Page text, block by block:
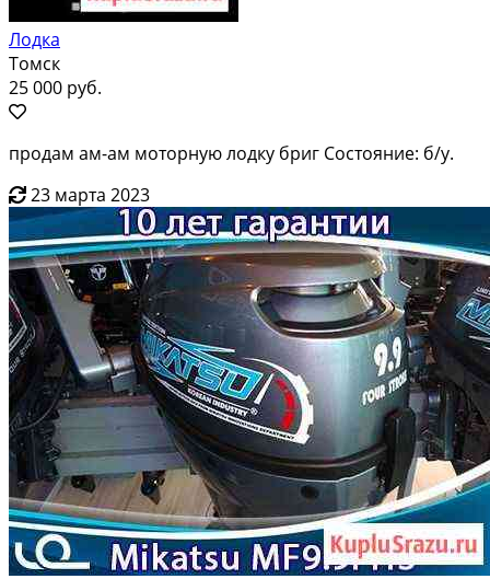
Лодка
Томск
25 000 руб.
продам ам-ам моторную лодку бриг Состояние: б/у.
23 марта 2023